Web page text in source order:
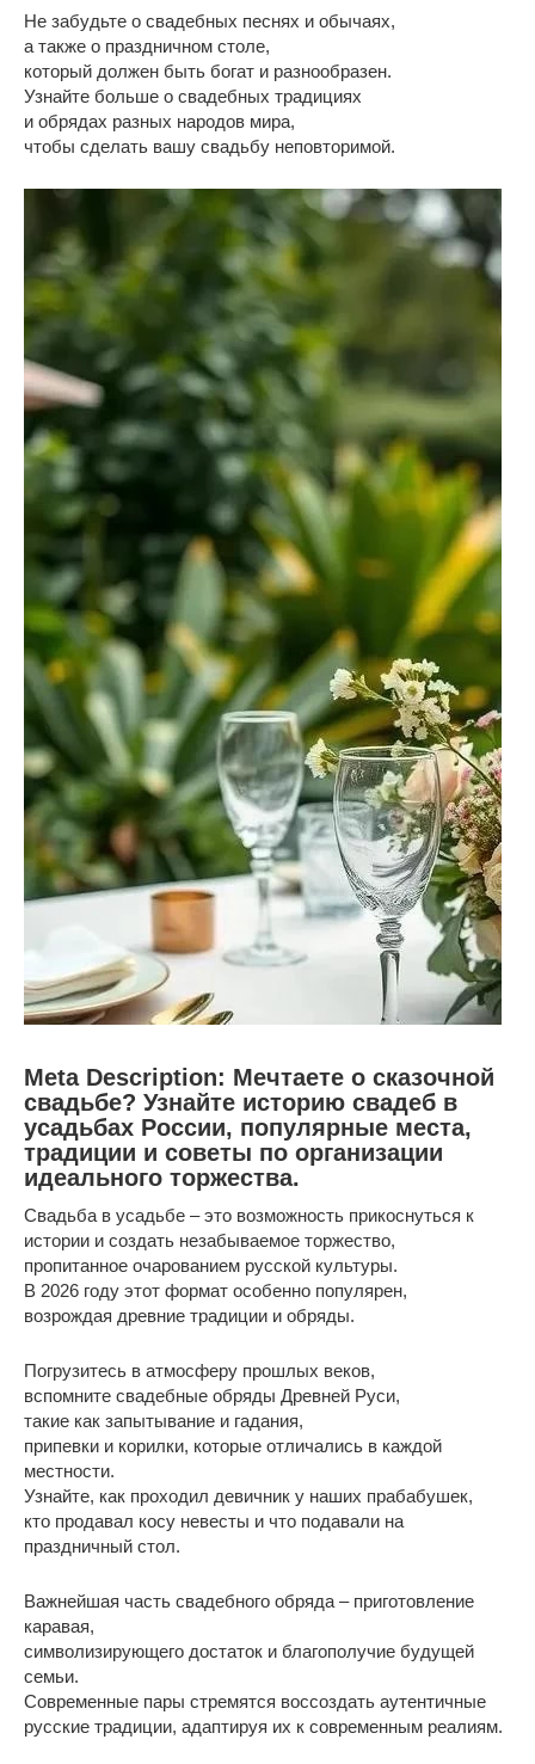
Не забудьте о свадебных песнях и обычаях,
а также о праздничном столе,
который должен быть богат и разнообразен.
Узнайте больше о свадебных традициях
и обрядах разных народов мира,
чтобы сделать вашу свадьбу неповторимой.
Meta Description: Мечтаете о сказочной
свадьбе? Узнайте историю свадеб в
усадьбах России, популярные места,
традиции и советы по организации
идеального торжества.
Свадьба в усадьбе – это возможность прикоснуться к
истории и создать незабываемое торжество,
пропитанное очарованием русской культуры.
В 2026 году этот формат особенно популярен,
возрождая древние традиции и обряды.
Погрузитесь в атмосферу прошлых веков,
вспомните свадебные обряды Древней Руси,
такие как запытывание и гадания,
припевки и корилки, которые отличались в каждой
местности.
Узнайте, как проходил девичник у наших прабабушек,
кто продавал косу невесты и что подавали на
праздничный стол.
Важнейшая часть свадебного обряда – приготовление
каравая,
символизирующего достаток и благополучие будущей
семьи.
Современные пары стремятся воссоздать аутентичные
русские традиции, адаптируя их к современным реалиям.